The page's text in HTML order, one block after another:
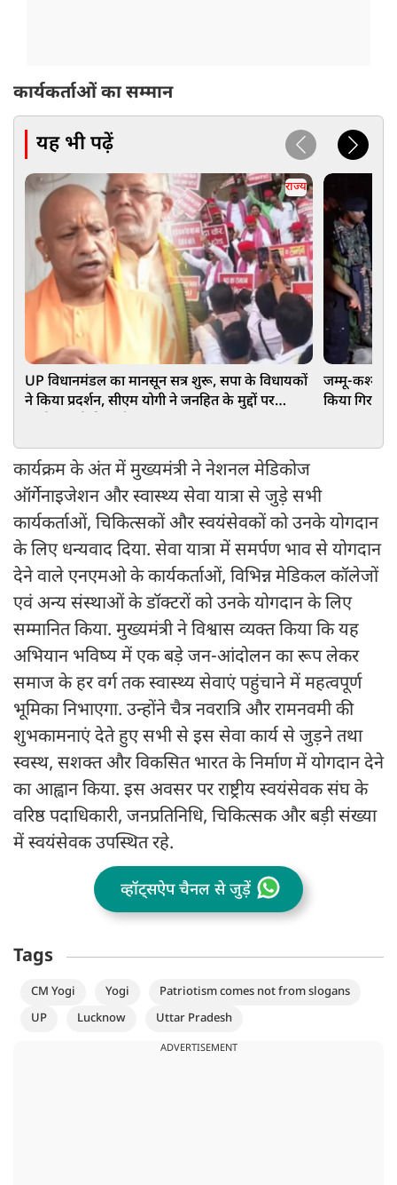
कार्यकर्ताओं का सम्मान
यह भी पढ़ें
राज्य
UP विधानमंडल का मानसून सत्र शुरू, सपा के विधायकों
ने किया प्रदर्शन, सीएम योगी ने जनहित के मुद्दों पर
जम्मू-कश्मीर:
किया
कार्यक्रम के अंत में मुख्यमंत्री ने नेशनल मेडिकोज
ऑर्गेनाइजेशन और स्वास्थ्य सेवा यात्रा से जुड़े सभी
कार्यकर्ताओं, चिकित्सकों और स्वयंसेवकों को उनके योगदान
के लिए धन्यवाद दिया. सेवा यात्रा में समर्पण भाव से योगदान
देने वाले एनएमओ के कार्यकर्ताओं, विभिन्न मेडिकल कॉलेजों
एवं अन्य संस्थाओं के डॉक्टरों को उनके योगदान के लिए
सम्मानित किया. मुख्यमंत्री ने विश्वास व्यक्त किया कि यह
अभियान भविष्य में एक बड़े जन-आंदोलन का रूप लेकर
समाज के हर वर्ग तक स्वास्थ्य सेवाएं पहुंचाने में महत्वपूर्ण
भूमिका निभाएगा. उन्होंने चैत्र नवरात्रि और रामनवमी की
शुभकामनाएं देते हुए सभी से इस सेवा कार्य से जुड़ने तथा
स्वस्थ, सशक्त और विकसित भारत के निर्माण में योगदान देने
का आह्वान किया. इस अवसर पर राष्ट्रीय स्वयंसेवक संघ के
वरिष्ठ पदाधिकारी, जनप्रतिनिधि, चिकित्सक और बड़ी संख्या
में स्वयंसेवक उपस्थित रहे.
व्हॉट्सऐप चैनल से जुड़ें
Tags
CM Yogi Yogi
Patriotism comes not from slogans
UP
Lucknow Uttar Pradesh
ADVERTISEMENT